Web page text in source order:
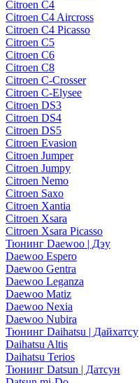
Citroen C4
Citroen C4 Aircross
Citroen C4 Picasso
Citroen C5
Citroen C6
Citroen C8
Citroen C-Crosser
Citroen C-Elysee
Citroen DS3
Citroen DS4
Citroen DS5
Citroen Evasion
Citroen Jumper
Citroen Jumpy
Citroen Nemo
Citroen Saxo
Citroen Xantia
Citroen Xsara
Citroen Xsara Picasso
Тюнинг Daewoo | Дэу
Daewoo Espero
Daewoo Gentra
Daewoo Leganza
Daewoo Matiz
Daewoo Nexia
Daewoo Nubira
Тюнинг Daihatsu | Дайхатсу
Daihatsu Altis
Daihatsu Terios
Тюнинг Datsun | Датсун